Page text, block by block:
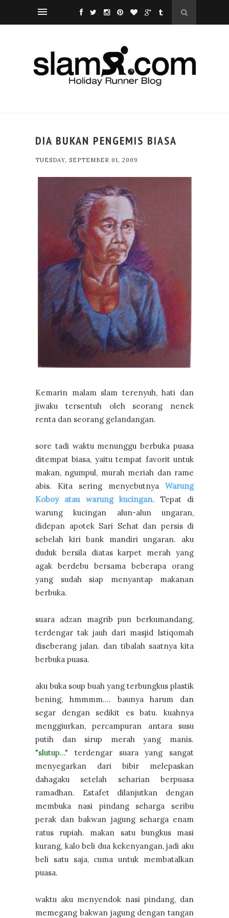
DIA BUKAN PENGEMIS BIASA
TUESDAY, SEPTEMBER 01, 2009
Kemarin malam slam terenyuh, hati dan
jiwaku tersentuh oleh seorang nenek
renta dan seorang gelandangan.
sore tadi waktu menunggu berbuka puasa
ditempat biasa, yaitu tempat favorit untuk
makan, ngumpul, murah meriah dan rame
abis. Kita sering menyebutnya Warung
Koboy atau warung kucingan. Tepat di
warung kucingan alun-alun ungaran,
didepan apotek Sari Sehat dan persis di
sebelah kiri bank mandiri ungaran. aku
duduk bersila diatas karpet merah yang
agak berdebu bersama beberapa orang
yang sudah siap menyantap makanan
berbuka.
suara adzan magrib pun berkumandang,
terdengar tak jauh dari masjid Istiqomah
diseberang jalan. dan tibalah saatnya kita
berbuka puasa.
aku buka soup buah yang terbungkus plastik
bening, hmmmm.... baunya harum dan
segar dengan sedikit es batu. kuahnya
menggiurkan, percampuran antara susu
putih dan sirup merah yang manis.
"slutup..." terdengar suara yang sangat
menyegarkan dari bibir melepaskan
dahagaku setelah seharian berpuasa
ramadhan. Estafet dilanjutkan dengan
membuka nasi pindang seharga seribu
perak dan bakwan jagung seharga enam
ratus rupiah. makan satu bungkus masi
kurang, kalo beli dua kekenyangan, jadi aku
beli satu saja, cuma untuk membatalkan
puasa.
waktu aku menyendok nasi pindang, dan
memegang bakwan jagung dengan tangan